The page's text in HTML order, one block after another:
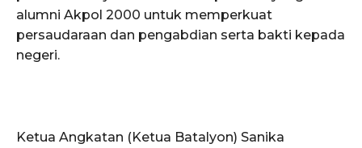
alumni Akpol 2000 untuk memperkuat
persaudaraan dan pengabdian serta bakti kepada
negeri.
Ketua Angkatan (Ketua Batalyon) Sanika